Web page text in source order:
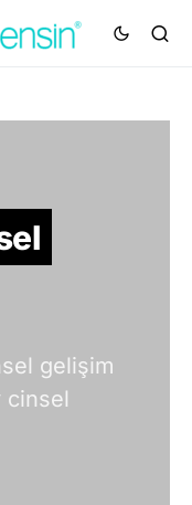
gelişim
cinsel